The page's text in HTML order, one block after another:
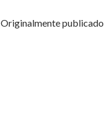
Originalmente